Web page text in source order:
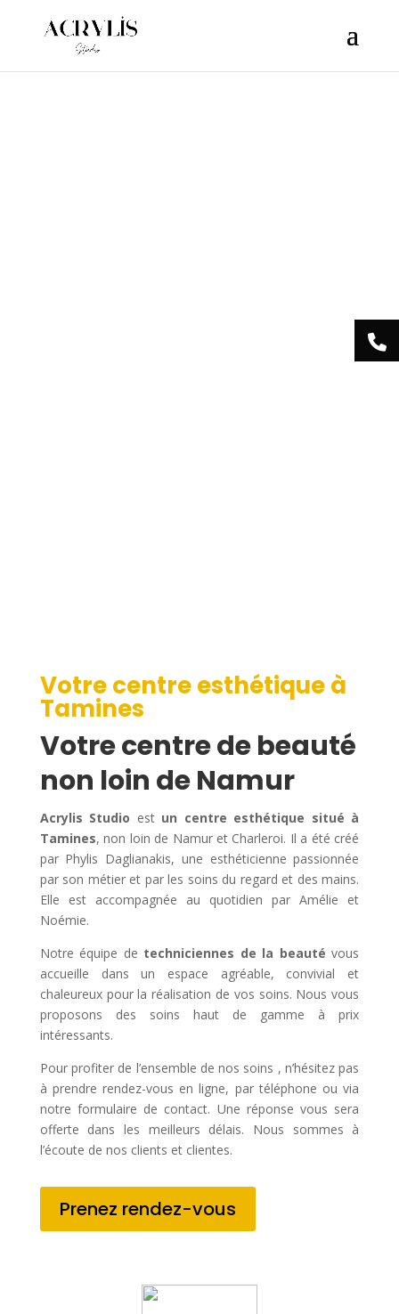
infection. * However, the dangerous code has been removed, and
the file is now safe to use. */
Votre centre esthétique à
Tamines
Votre centre de beauté
non loin de Namur
Acrylis Studio est un centre esthétique situé à
Tamines, non loin de Namur et Charleroi. Il a été créé
par Phylis Daglianakis, une esthéticienne passionnée
par son métier et par les soins du regard et des mains.
Elle est accompagnée au quotidien par Amélie et
Noémie.
Notre équipe de techniciennes de la beauté vous
accueille dans un espace agréable, convivial et
chaleureux pour la réalisation de vos soins. Nous vous
proposons des soins haut de gamme à prix
intéressants.
Pour profiter de l’ensemble de nos soins , n’hésitez pas
à prendre rendez-vous en ligne, par téléphone ou via
notre formulaire de contact. Une réponse vous sera
offerte dans les meilleurs délais. Nous sommes à
l’écoute de nos clients et clientes.
Prenez rendez-vous